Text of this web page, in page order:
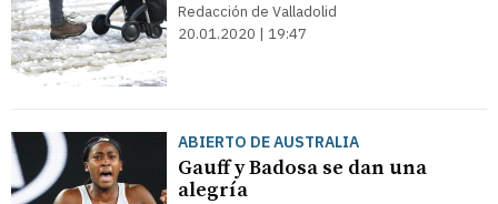
Redacción de Valladolid
20.01.2020 | 19:47
ABIERTO DE AUSTRALIA
Gauff y Badosa se dan una
alegría